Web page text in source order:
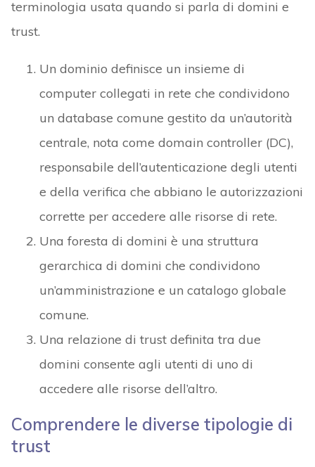
terminologia usata quando si parla di domini e
trust.
Un dominio definisce un insieme di
computer collegati in rete che condividono
un database comune gestito da un’autorità
centrale, nota come domain controller (DC),
responsabile dell’autenticazione degli utenti
e della verifica che abbiano le autorizzazioni
corrette per accedere alle risorse di rete.
Una foresta di domini è una struttura
gerarchica di domini che condividono
un’amministrazione e un catalogo globale
comune.
Una relazione di trust definita tra due
domini consente agli utenti di uno di
accedere alle risorse dell’altro.
Comprendere le diverse tipologie di
trust